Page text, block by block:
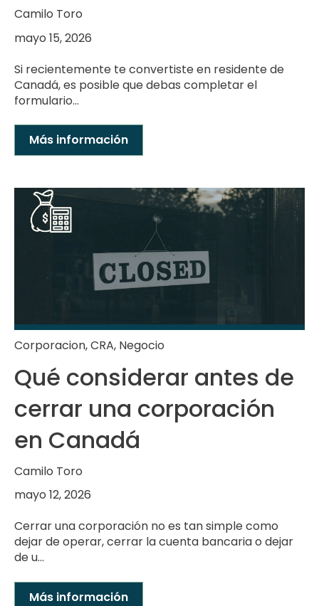
Camilo Toro
mayo 15, 2026
Si recientemente te convertiste en residente de
Canadá, es posible que debas completar el
formulario...
Más información
Corporacion,CRA, Negocio
Qué considerar antes de
cerrar una corporación
en Canadá
Camilo Toro
mayo 12, 2026
Cerrar una corporación no es tan simple como
dejar de operar, cerrar la cuenta bancaria o dejar
de u...
Más información